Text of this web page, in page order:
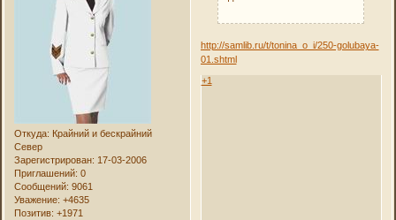
Откуда: Крайний и бескрайний
Север
Зарегистрирован: 17-03-2006
Приглашений: 0
Сообщений: 9061
Уважение: +4635
Позитив: +1971
http://samlib.ru/t/tonina_o_i/250-golubaya-
01.shtml
+1